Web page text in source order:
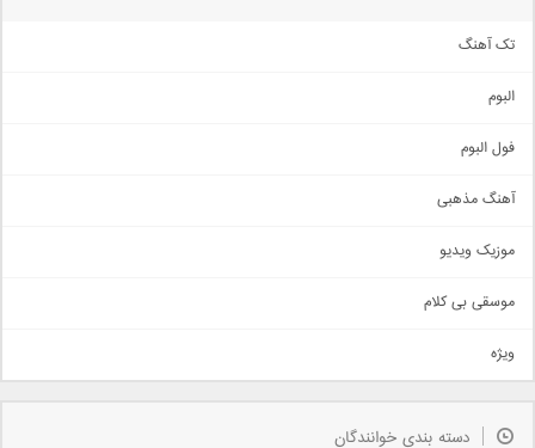
تک آهنگ
اجتماعی
حماسی
سنتی
اهنگ بندرعباسی
دمو
مذهبی
البوم
فول البوم
آهنگ مذهبی
موزیک ویدیو
موسقی بی کلام
ویژه
دسته بندی خوانندگان